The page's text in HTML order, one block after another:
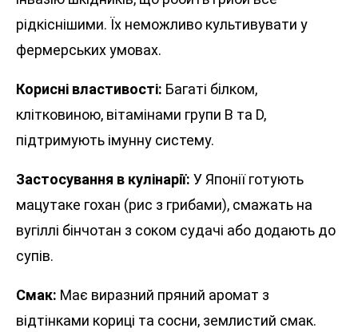
рідкіснішими. Їх неможливо культивувати у
фермерських умовах.
Корисні властивості: Багаті білком,
клітковиною, вітамінами групи B та D,
підтримують імунну систему.
Застосування в кулінарії: У Японії готують
мацутаке гохан (рис з грибами), смажать на
вугіллі бінчотан з соком судачі або додають до
супів.
Смак: Має виразний пряний аромат з
відтінками кориці та сосни, землистий смак.